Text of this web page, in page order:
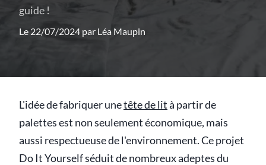
guide !
Le 22/07/2024 par Léa Maupin
L'idée de fabriquer unetête de lità partir de
palettes est non seulement économique, mais
aussi respectueuse de l'environnement. Ce projet
Do It Yourself séduit de nombreux adeptes du